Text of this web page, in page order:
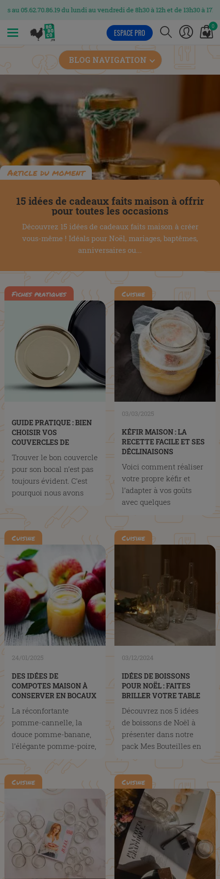
du lundi au vendredi de 8h30 à 12h et de 13h30 à 17h
0
ESPACE PRO
BLOG NAVIGATION
Article du moment
15 idées de cadeaux faits maison à offrir
pour toutes les occasions
Découvrez 15 idées de cadeaux faits maison à créer
vous-même ! Idéals pour Noël, mariages, baptêmes,
anniversaires ou...
GUIDE PRATIQUE : BIEN
CHOISIR VOS
COUVERCLES DE
Fiches pratiques
Trouver le bon couvercle
pour son bocal n’est pas
toujours évident. C’est
pourquoi nous avons
préparé ce guide...
03/03/2025
KÉFIR MAISON : LA
RECETTE FACILE ET SES
DÉCLINAISONS
Cuisine
Voici comment réaliser
votre propre kéfir et
l’adapter à vos goûts
avec quelques
déclinaisons
24/01/2025
DES IDÉES DE
COMPOTES MAISON À
CONSERVER EN BOCAUX
POUR TOUTE LA
FAMILLE
Cuisine
La réconfortante
pomme-cannelle, la
douce pomme-banane,
l’élégante pomme-poire,
et l’originale pomme-
03/12/2024
IDÉES DE BOISSONS
POUR NOËL : FAITES
BRILLER VOTRE TABLE
DES FÊTES
Cuisine
Découvrez nos 5 idées
de boissons de Noël à
présenter dans notre
pack Mes Bouteilles en
Fête.
Cuisine Cuisine